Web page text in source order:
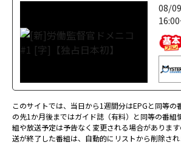
08/
このサイトでは、当日から1週間分はEPGと同等の
の先1か月後まではガイド誌（有料）と同等の番組
組や放送予定は予告なく変更される場合がありま
送が終了した番組は、自動的にリストから削除され